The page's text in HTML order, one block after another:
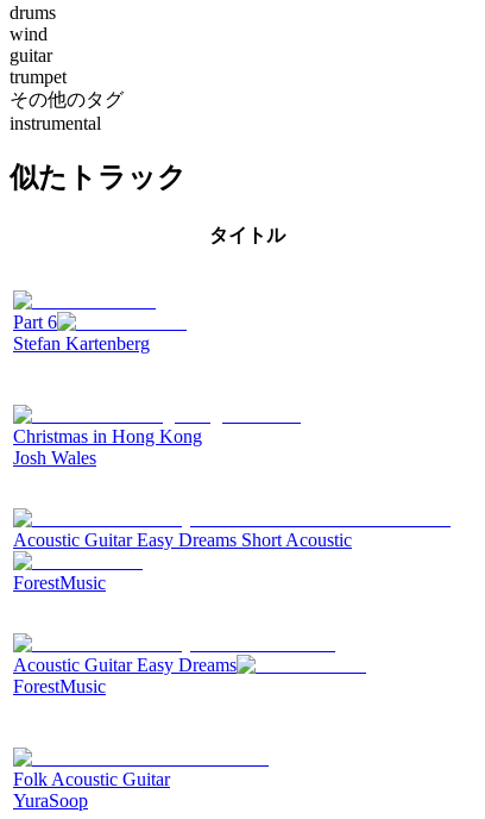
drums
wind
guitar
trumpet
その他のタグ
instrumental
似たトラック
タイトル
Part 6
Stefan Kartenberg
Christmas in Hong Kong
Josh Wales
Acoustic Guitar Easy Dreams Short Acoustic
ForestMusic
Acoustic Guitar Easy Dreams
ForestMusic
Folk Acoustic Guitar
YuraSoop